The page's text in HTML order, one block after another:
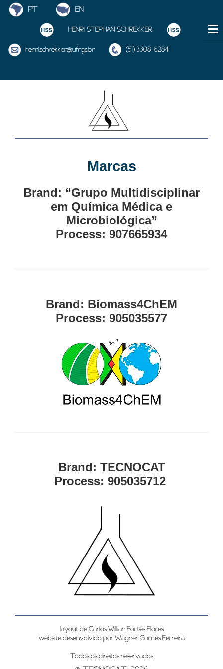
HENRI STEPHAN SCHREKKER
henri.schrekker@ufrgs.br (51) 3308-6284
Marcas
Brand: “Grupo Multidisciplinar
em Química Médica e
Microbiológica”
Process: 907665934
Brand: Biomass4ChEM
Process: 905035577
Brand: TECNOCAT
Process: 905035712
layout de Carlos Willian Fortes Flores
website desenvolvido por Wagner Gomes Ferreira
Todos os direitos reservados